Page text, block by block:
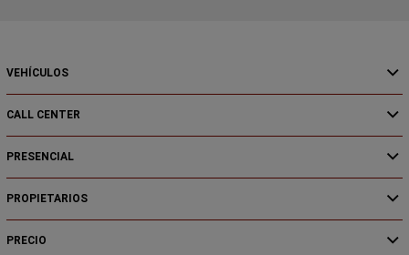
VEHÍCULOS
CALL CENTER
PRESENCIAL
PROPIETARIOS
PRECIO